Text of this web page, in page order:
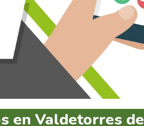
en Valdetorres de